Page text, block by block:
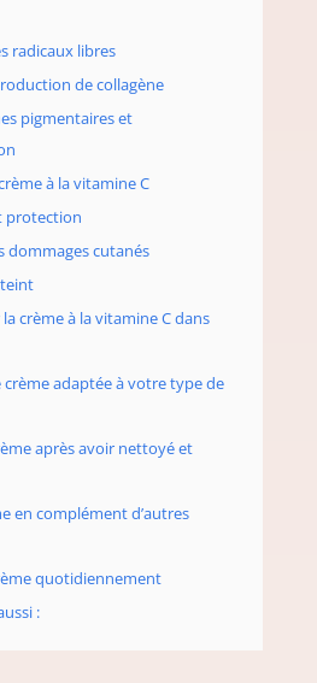
radicaux libres
de collagène
pigmentaires et
à la vitamine C
protection
dommages cutanés
crème à la vitamine C dans
crème adaptée à votre type de
après avoir nettoyé et
en complément d’autres
quotidiennement
: